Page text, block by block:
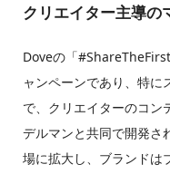
クリエイター主導の
Doveの「
ャンペーンであり、特に
で、クリエイターのコン
デルマンと共同で開発さ
場に拡大し、ブランドは